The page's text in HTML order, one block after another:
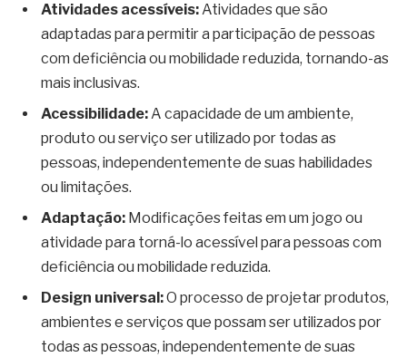
Atividades acessíveis:Atividades que são
adaptadas para permitir a participação de pessoas
com deficiência ou mobilidade reduzida, tornando-as
mais inclusivas.
Acessibilidade:A capacidade de um ambiente,
produto ou serviço ser utilizado por todas as
pessoas, independentemente de suas habilidades
ou limitações.
Adaptação: Modificações feitas em um jogo ou
atividade para torná-lo acessível para pessoas com
deficiência ou mobilidade reduzida.
Design universal:O processo de projetar produtos,
ambientes e serviços que possam ser utilizados por
todas as pessoas, independentemente de suas